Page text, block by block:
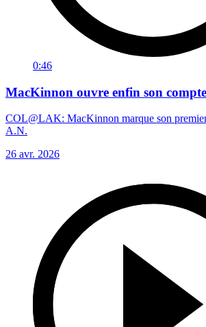
0:46
MacKinnon ouvre enfin son
COL@LAK: MacKinnon marque son premier
A.N.
26 avr. 2026